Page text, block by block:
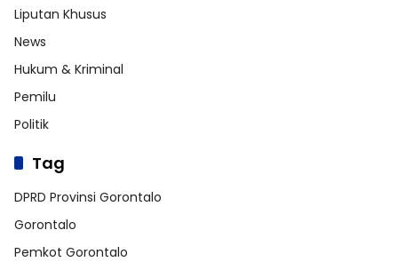
Liputan Khusus
News
Hukum & Kriminal
Pemilu
Politik
Tag
DPRD Provinsi Gorontalo
Gorontalo
Pemkot Gorontalo